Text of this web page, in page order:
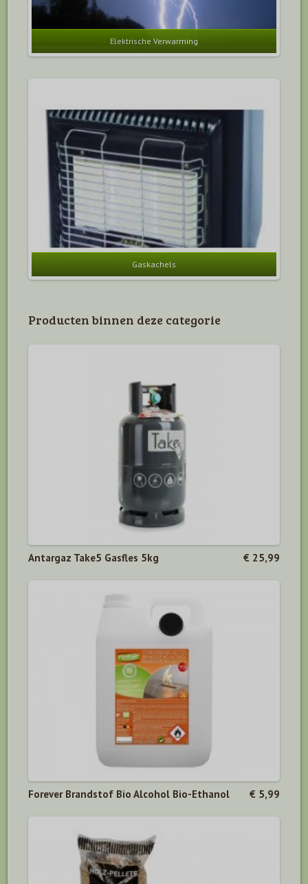
Elektrische Verwarming
Gaskachels
Producten binnen deze categorie
Antargaz Take5 Gasfles 5kg € 25,99
Forever Brandstof Bio Alcohol Bio-Ethanol € 5,99